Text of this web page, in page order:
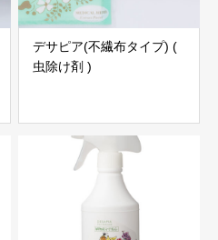
デサピア(不繊布タイプ) (
虫除け剤 )